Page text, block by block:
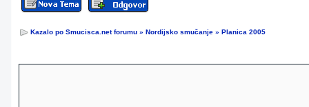
Kazalo po Smucisca.net forumu » Nordijsko smučanje » Planica 2005